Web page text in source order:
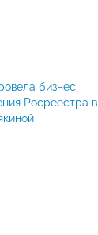
бизнес-
Росреестра в